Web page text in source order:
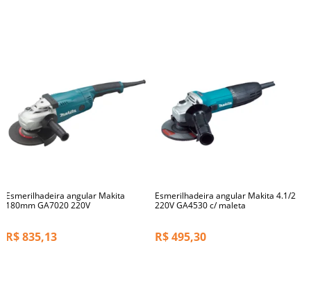
Esmerilhadeira angular Makita
180mm GA7020 220V
R$835,13
Esmerilhadeira angular Makita 4.1/2
220V GA4530 c/ maleta
R$495,30